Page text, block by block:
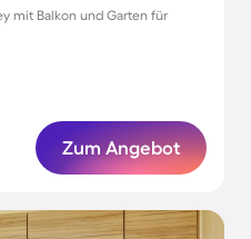
mit Balkon und Garten für
Zum Angebot